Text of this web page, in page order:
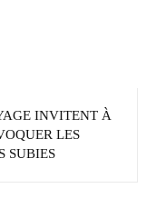
INVITENT À
LES
SUBIES